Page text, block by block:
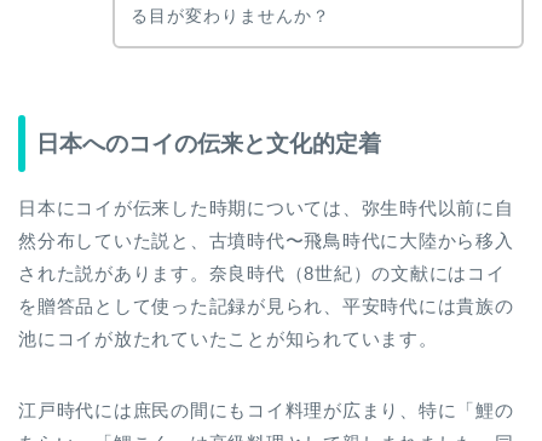
る目が変わりませんか？
日本へのコイの伝来と文化的定着
日本にコイが伝来した時期については、弥生時代以前に自
然分布していた説と、古墳時代〜飛鳥時代に大陸から移入
された説があります。奈良時代（8世紀）の文献にはコイ
を贈答品として使った記録が見られ、平安時代には貴族の
池にコイが放たれていたことが知られています。
江戸時代には庶民の間にもコイ料理が広まり、特に「鯉の